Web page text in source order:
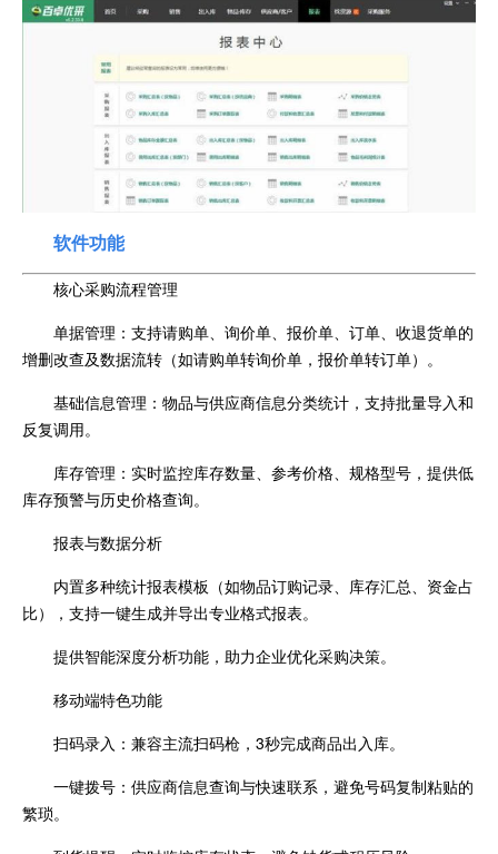
软件功能
核心采购流程管理
单据管理：支持请购单、询价单、报价单、订单、收退货单的
增删改查及数据流转（如请购单转询价单，报价单转订单）。
基础信息管理：物品与供应商信息分类统计，支持批量导入和
反复调用。
库存管理：实时监控库存数量、参考价格、规格型号，提供低
库存预警与历史价格查询。
报表与数据分析
内置多种统计报表模板（如物品订购记录、库存汇总、资金占
比），支持一键生成并导出专业格式报表。
提供智能深度分析功能，助力企业优化采购决策。
移动端特色功能
扫码录入：兼容主流扫码枪，3秒完成商品出入库。
一键拨号：供应商信息查询与快速联系，避免号码复制粘贴的
繁琐。